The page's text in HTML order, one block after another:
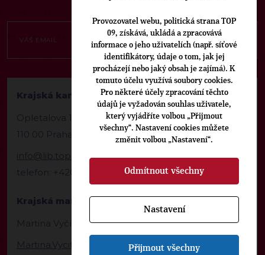
Krajská kancelář TOP 09 Liberecký kraj
Opletalova 1603/57
110 00 Praha 1
info@lib.top09.cz
telefon: +420 604229308
Krajská manažerka
Martina Vyčítalová
Martina.Vycitalova@top09.cz
Provozovatel webu, politická strana TOP
09, získává, ukládá a zpracovává
informace o jeho uživatelích (např. síťové
identifikátory, údaje o tom, jak jej
procházejí nebo jaký obsah je zajímá). K
tomuto účelu využívá soubory cookies.
Pro některé účely zpracování těchto
údajů je vyžadován souhlas uživatele,
který vyjádříte volbou „Přijmout
všechny“. Nastavení cookies můžete
změnit volbou „Nastavení“.
Odmítnout všechny
Nastavení
Přijmout všechny